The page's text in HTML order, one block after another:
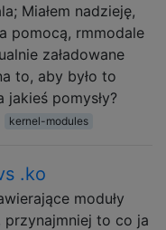
Miałem nadzieję,
pomocą, rmmodale
załadowane
to, aby było to
pomysły?
kernel-modules
.ko
moduły
przynajmniej to co ja